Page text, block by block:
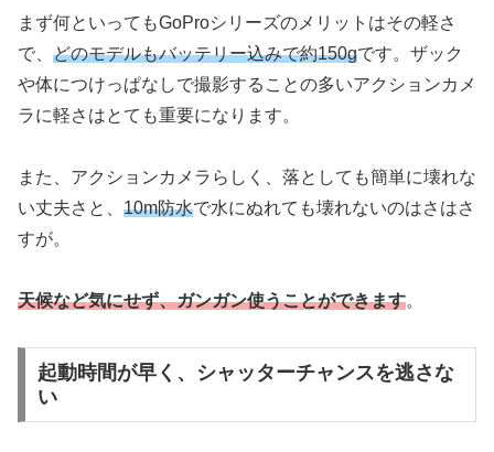
まず何といってもGoProシリーズのメリットはその軽さ
で、 どのモデルもバッテリー込みで約150gです。ザック
や体につけっぱなしで撮影することの多いアクションカメ
ラに軽さはとても重要になります。
また、アクションカメラらしく、落としても簡単に壊れな
い丈夫さと、 10m防水で水にぬれても壊れないのはさはさ
すが。
天候など気にせず、ガンガン使うことができます。
起動時間が早く、シャッターチャンスを逃さな
い